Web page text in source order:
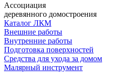
Ассоциация
деревянного домостроения
Каталог ЛКМ
Внешние работы
Внутренние работы
Подготовка поверхностей
Средства для ухода за домом
Малярный инструмент